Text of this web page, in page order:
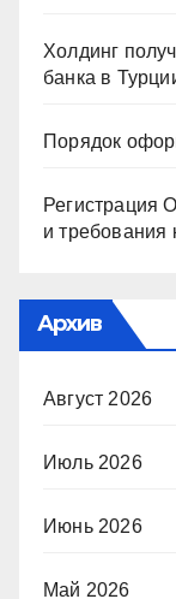
Холдинг
банка в
Порядок
Регистрация
и требования
Архив
Август 2026
Июль 2026
Июнь 2026
Май 2026